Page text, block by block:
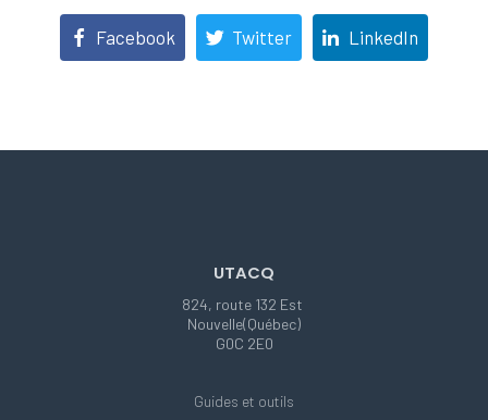
Facebook Twitter LinkedIn
UTACQ
824, route 132 Est
Nouvelle(Québec)
G0C 2E0
Guides et outils